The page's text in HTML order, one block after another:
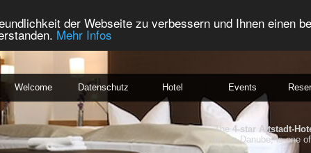
der Webseite zu verbessern und Ihnen einen
Mehr Infos
Welcome Datenschutz Hotel Events
The 4-star Altstadt-
of the Danube, is one